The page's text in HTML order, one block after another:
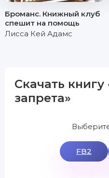
Броманс. Книжный клуб
спешит на помощь
Лисса Кей Адамс
Скачать
запрета»
FB2